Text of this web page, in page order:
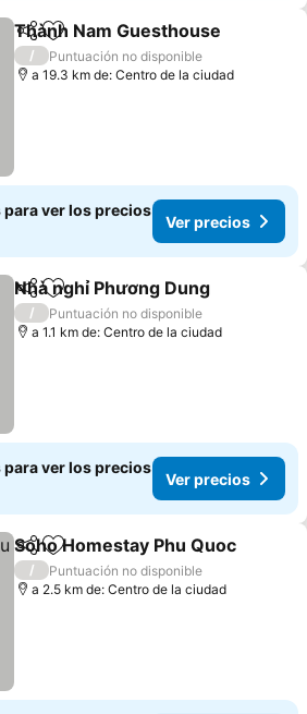
Compartir
Añadir a favoritos
Thành Nam Guesthouse
/
Puntuación no disponible
a 19.3 km de: Centro de la ciudad
para ver los precios
Ver precios
CompartirAñadir a favoritos
Nhà nghỉ Phương Dung
/
Puntuación no disponible
a 1.1 km de: Centro de la ciudad
para ver los precios
Ver precios
CompartirAñadir a favoritos
Soho Homestay Phu Quoc
/
Puntuación no disponible
a 2.5 km de: Centro de la ciudad